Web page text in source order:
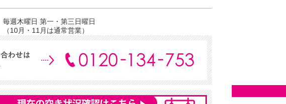
毎週木曜日 第一・第三日曜日
（10月・11月は通常営業）